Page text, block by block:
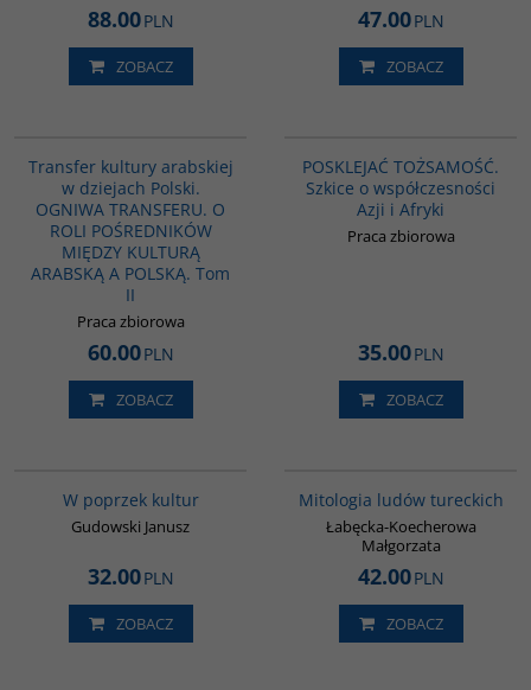
88.00PLN
ZOBACZ
47.00PLN
ZOBACZ
Transfer kultury arabskiej
w dziejach Polski.
OGNIWA TRANSFERU. O
ROLI POŚREDNIKÓW
MIĘDZY KULTURĄ
ARABSKĄ A POLSKĄ. Tom
II
Praca zbiorowa
60.00PLN
ZOBACZ
POSKLEJAĆ TOŻSAMOŚĆ.
Szkice o współczesności
Azji i Afryki
Praca zbiorowa
35.00PLN
ZOBACZ
W poprzek kultur
Gudowski Janusz
32.00PLN
ZOBACZ
Mitologia ludów tureckich
Łabęcka-Koecherowa
Małgorzata
42.00PLN
ZOBACZ